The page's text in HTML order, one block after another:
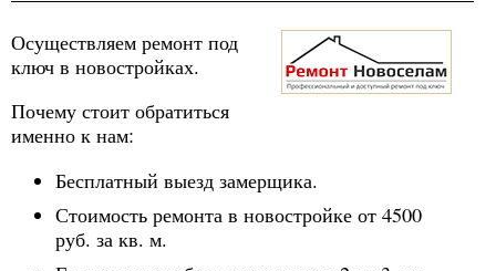
Осуществляем ремонт под
ключ в новостройках.
Почему стоит обратиться
именно к нам:
Бесплатный выезд замерщика.
Стоимость ремонта в новостройке от 4500
руб. за кв. м.